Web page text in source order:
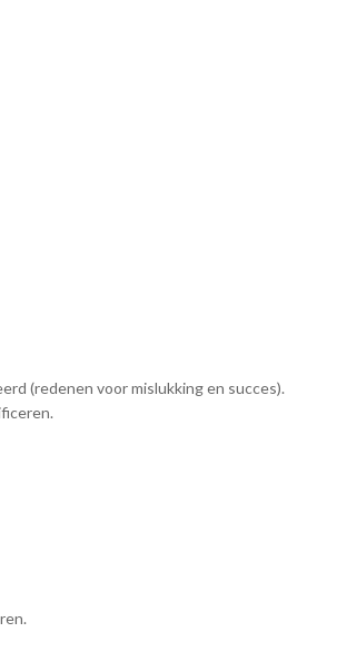
(redenen voor mislukking en succes).